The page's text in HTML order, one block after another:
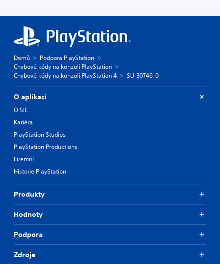
Domů
Podpora PlayStation
Chybové kódy na konzoli PlayStation
Chybové kódy na konzoli PlayStation 4
SU-30746-0
O aplikaci
O SIE
Kariéra
PlayStation Studios
PlayStation Productions
Firemní
Historie PlayStation
Produkty
Hodnoty
Podpora
Zdroje